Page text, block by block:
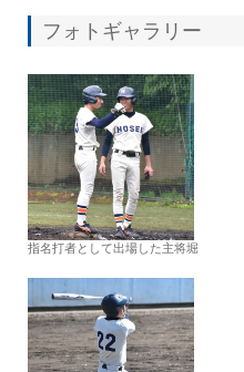
フォトギャラリー
指名打者として出場した主将堀